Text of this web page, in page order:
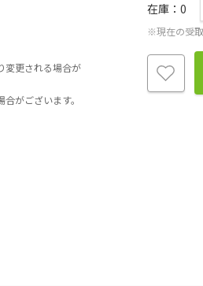
変更される場合が
がございます。
在庫 0
※現在の受